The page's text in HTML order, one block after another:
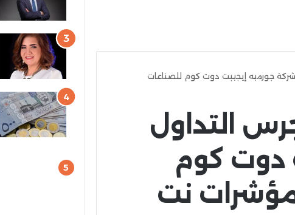
جورميه إيجيبت دوت كوم للصناعات
التداول
دوت كوم
نت